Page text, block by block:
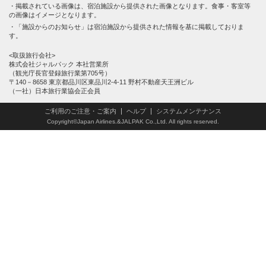
掲載されている画像は、宿泊施設から提供された画像となります。食事・客室等
の画像はイメージとなります。
「施設からのお知らせ」は宿泊施設から提供された情報を基に掲載しておりま
す。
<取扱旅行会社>
株式会社ジャルパック 本社営業所
（観光庁長官登録旅行業第705号）
〒140－8658 東京都品川区東品川2-4-11 野村不動産天王洲ビル
（一社）日本旅行業協会正会員
ご利用のご注意・ご案内 ヘルプ システムメンテナンス
Copyright©Japan Airlines.&JALPAK Co.,Ltd. All rights reserved.